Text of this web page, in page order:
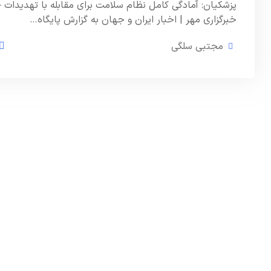
پزشکیان: آمادگی کامل نظام سلامت برای مقابله با تهدیدات
خبرگزاری مهر | اخبار ایران و جهان به گزارش پایگاه…
مجتبی سلگی